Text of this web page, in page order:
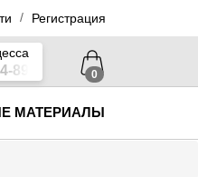
/ Регистрация
89 0
МАТЕРИАЛЫ